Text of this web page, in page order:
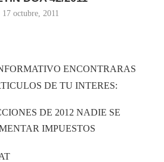
17 octubre, 2011
ENCONTRARAS
DE TU INTERES:
DE 2012 NADIE SE
IMPUESTOS